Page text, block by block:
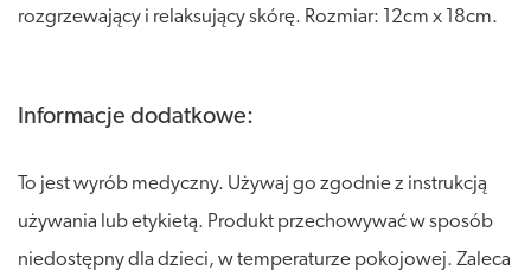
rozgrzewający i relaksujący skórę. Rozmiar: 12cm x 18cm.
Informacje dodatkowe:
To jest wyrób medyczny. Używaj go zgodnie z instrukcją
używania lub etykietą. Produkt przechowywać w sposób
niedostępny dla dzieci, w temperaturze pokojowej. Zaleca